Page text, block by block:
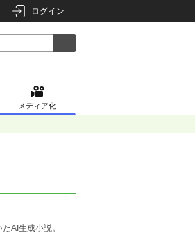
ログイン
メディア化
AI生成小説。